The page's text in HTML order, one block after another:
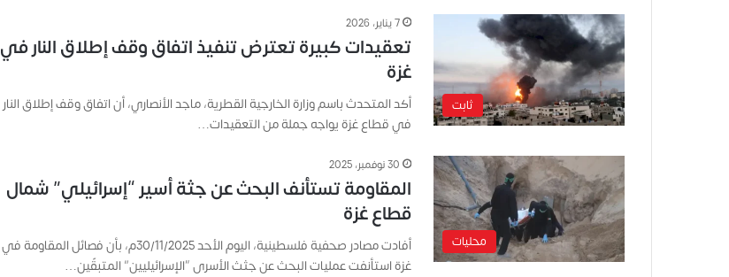
ثابت
7 يناير، 2026
تعقيدات كبيرة تعترض تنفيذ اتفاق وقف إطلاق النار في
غزة
أكد المتحدث باسم وزارة الخارجية القطرية، ماجد الأنصاري، أن اتفاق وقف إطلاق النار
في قطاع غزة يواجه جملة من التعقيدات…
محليات
30 نوفمبر، 2025
المقاومة تستأنف البحث عن جثة أسير “إسرائيلي” شمال
قطاع غزة
أفادت مصادر صحفية فلسطينية، اليوم الأحد 30/11/2025م، بأن فصائل المقاومة في
غزة استأنفت عمليات البحث عن جثث الأسرى “الإسرائيليين” المتبقّين…